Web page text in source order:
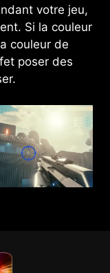
votre jeu,
Si la couleur
couleur de
poser des
technologie
les couleurs
plus